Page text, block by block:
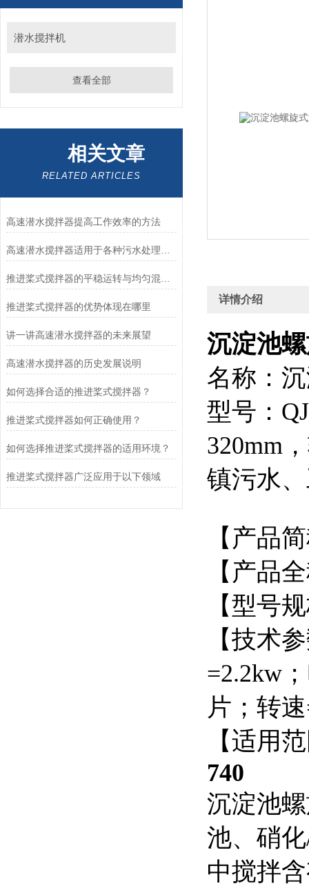
潜水搅拌机
查看全部
相关文章
RELATED ARTICLES
高速潜水搅拌器提高工作效率的方法
推进桨式搅拌器的优势体现在哪里
讲一讲高速潜水搅拌器的未来展望
高速潜水搅拌器的历史发展说明
如何选择合适的推进桨式搅拌器？
推进桨式搅拌器如何正确使用？
如何选择推进桨式搅拌器的适用环境？
推进桨式搅拌器广泛应用于以下领域
详情介绍
沉淀池
名称：
型号：
320mm
镇污水
【产品
【产品
【型号
【技术
=2.2kw
片；转
【适用
740
沉淀池
池、硝
中搅拌